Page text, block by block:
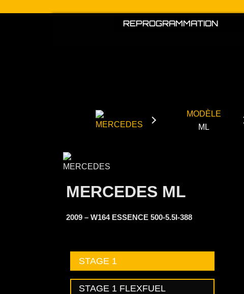
REPROGRAMMATION
MODÈLE
ML
MERCEDES ML
2009 – W164 ESSENCE 500-5.5I-388
STAGE 1
STAGE 1 FLEXFUEL